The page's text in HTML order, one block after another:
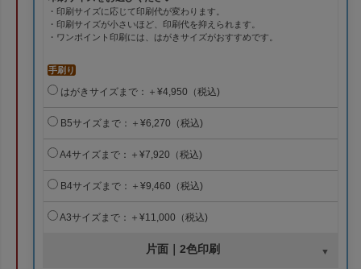
・印刷サイズに応じて印刷代が変わります。
・印刷サイズが小さいほど、印刷代を抑えられます。
・ワンポイント印刷には、はがきサイズがおすすめです。
手刷り
はがきサイズまで：＋¥4,950（税込)
B5サイズまで：＋¥6,270（税込)
A4サイズまで：＋¥7,920（税込)
B4サイズまで：＋¥9,460（税込)
A3サイズまで：＋¥11,000（税込)
片面｜2色印刷